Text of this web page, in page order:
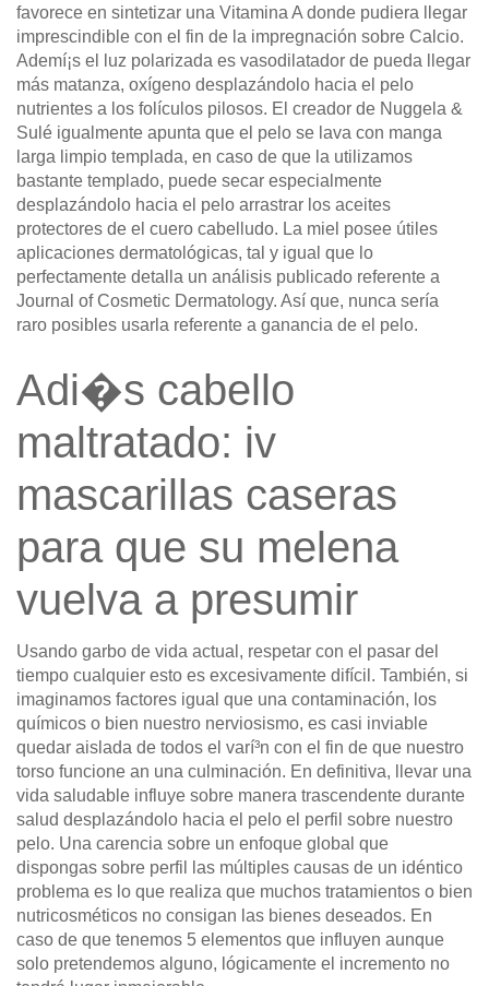
favorece en sintetizar una Vitamina A donde pudiera llegar
imprescindible con el fin de la impregnación sobre Calcio.
Ademí¡s el luz polarizada es vasodilatador de pueda llegar
más matanza, oxígeno desplazándolo hacia el pelo
nutrientes a los folículos pilosos. El creador de Nuggela &
Sulé igualmente apunta que el pelo se lava con manga
larga limpio templada, en caso de que la utilizamos
bastante templado, puede secar especialmente
desplazándolo hacia el pelo arrastrar los aceites
protectores de el cuero cabelludo. La miel posee útiles
aplicaciones dermatológicas, tal y igual que lo
perfectamente detalla un análisis publicado referente a
Journal of Cosmetic Dermatology. Así que, nunca serí­a
raro posibles usarla referente a ganancia de el pelo.
Adi�s cabello
maltratado: iv
mascarillas caseras
para que su melena
vuelva a presumir
Usando garbo de vida actual, respetar con el pasar del
tiempo cualquier esto es excesivamente difícil. También, si
imaginamos factores igual que una contaminación, los
químicos o bien nuestro nerviosismo, es casi inviable
quedar aislada de todos el varí³n con el fin de que nuestro
torso funcione an una culminación. En definitiva, llevar una
vida saludable influye sobre manera trascendente durante
salud desplazándolo hacia el pelo el perfil sobre nuestro
pelo. Una carencia sobre un enfoque global que
dispongas sobre perfil las múltiples causas de un idéntico
problema es lo que realiza que muchos tratamientos o bien
nutricosméticos no consigan las bienes deseados. En
caso de que tenemos 5 elementos que influyen aunque
solo pretendemos alguno, lógicamente el incremento no